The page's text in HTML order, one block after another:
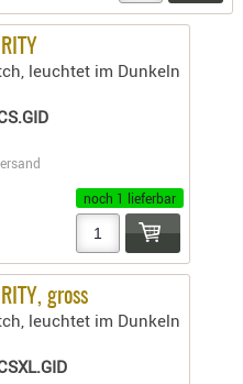
leuchtet im Dunkeln
noch 1 lieferbar
gross
leuchtet im Dunkeln